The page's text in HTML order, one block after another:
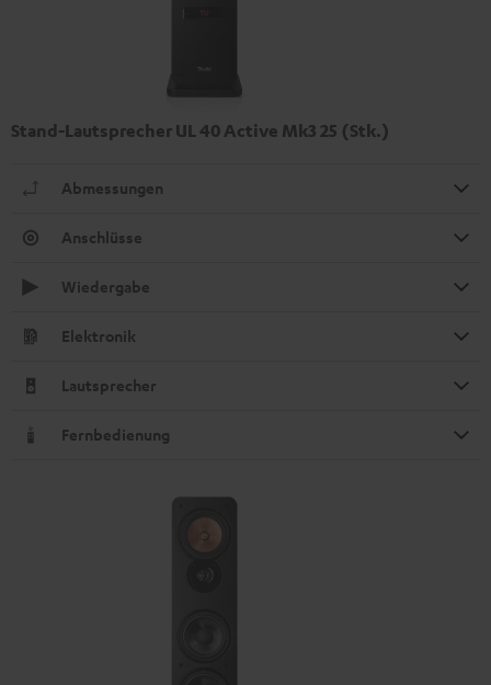
Stand-Lautsprecher UL 40 Active Mk3 25 (Stk.)
Abmessungen
Anschlüsse
Wiedergabe
Elektronik
Lautsprecher
Fernbedienung